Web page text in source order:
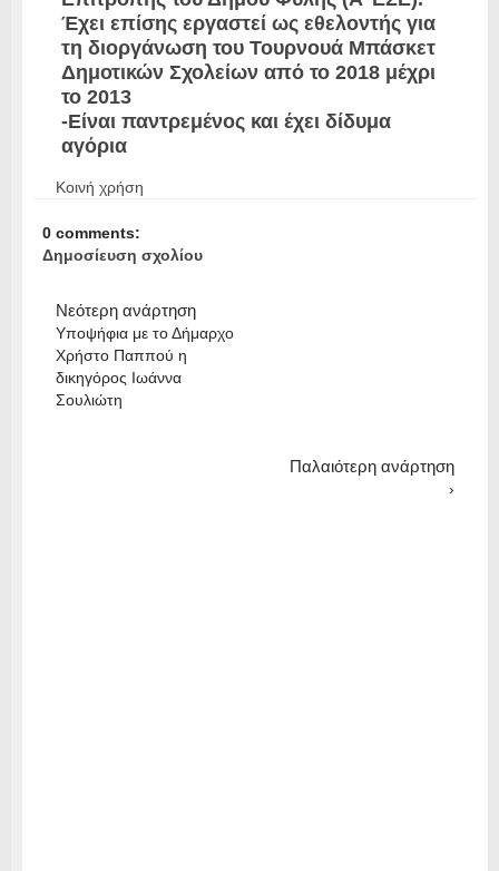
Έχει επίσης εργαστεί ως εθελοντής για
τη διοργάνωση του Τουρνουά Μπάσκετ
Δημοτικών Σχολείων από το 2018 μέχρι
το 2013
-Είναι παντρεμένος και έχει δίδυμα
αγόρια
Κοινή χρήση
0 comments:
Δημοσίευση σχολίου
Νεότερη ανάρτηση
Υποψήφια με το Δήμαρχο
Χρήστο Παππού η
δικηγόρος Ιωάννα
Σουλιώτη
Παλαιότερη ανάρτηση
›